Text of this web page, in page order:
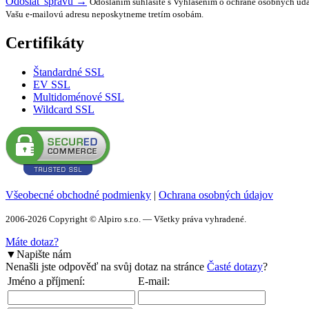
Vašu e-mailovú adresu neposkytneme tretím osobám.
Certifikáty
Štandardné SSL
EV SSL
Multidoménové SSL
Wildcard SSL
Všeobecné obchodné podmienky | Ochrana osobných údajov
2006-2026 Copyright © Alpiro s.r.o. — Všetky práva vyhradené.
Máte dotaz?
▼Napište nám
Nenašli jste odpověď na svůj dotaz na stránce Časté dotazy?
Jméno a příjmení:
E-mail: